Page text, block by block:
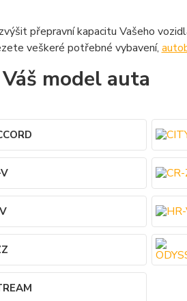
přepravní kapacitu Vašeho
veškeré potřebné vybavení,
model auta